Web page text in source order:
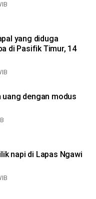
yang diduga
di Pasifik Timur, 14
dengan modus
napi di Lapas Ngawi